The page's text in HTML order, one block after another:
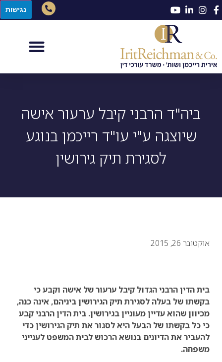
ביה"ד הרבני קיבל ערעור אישה
שיוצגה ע"י עו"ד רייכמן בנוגע
לסגירת תיק גירושין
אוקטובר 26, 2015
בית הדין הרבני הגדול קיבל ערעור של אישה וקבע כי
בקשתו של בעלה לסגירת תיק הגירושין ביניהם, אינה כנה,
מכיוון שהוא עדיין מעוניין בגירושין. בית הדין הרבני קבע
כי כל בקשתו של הבעל היא לסגור את תיק הגירושין כדי
להעביר את הדיונים בנושא הרכוש לבית המשפט לענייני
משפחה.
נגישות